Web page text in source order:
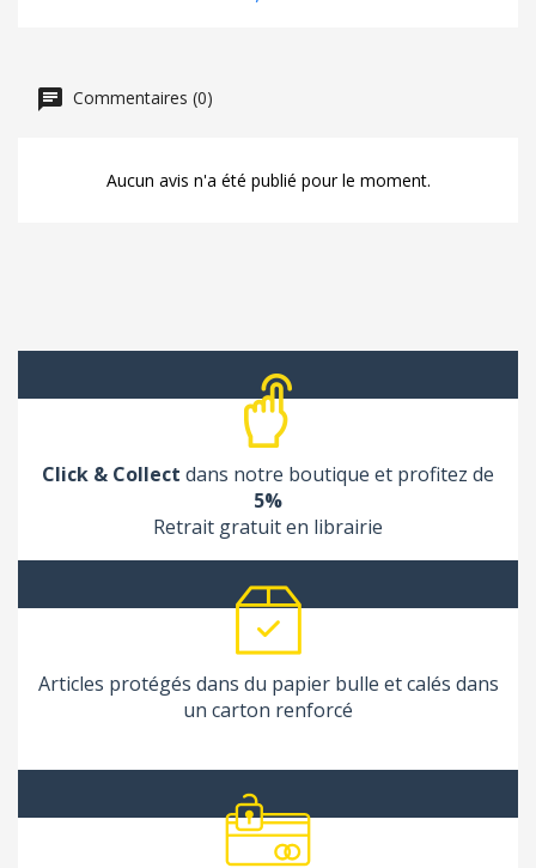
Commentaires (0)
Aucun avis n'a été publié pour le moment.
Click & Collect dans notre boutique et profitez de
5%
Retrait gratuit en librairie
Articles protégés dans du papier bulle et calés dans
un carton renforcé